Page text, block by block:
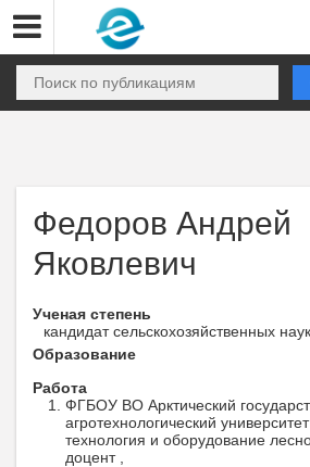
Федоров Андрей
Яковлевич
Ученая степень
кандидат сельскохозяйственных наук
Образование
Работа
ФГБОУ ВО Арктический
агротехнологический
технология и оборудование
доцент ,